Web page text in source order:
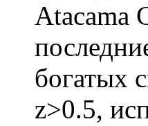
Atacama
богатых
z>0.5,